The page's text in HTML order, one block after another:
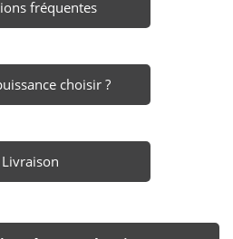
fréquentes
choisir ?
Livraison